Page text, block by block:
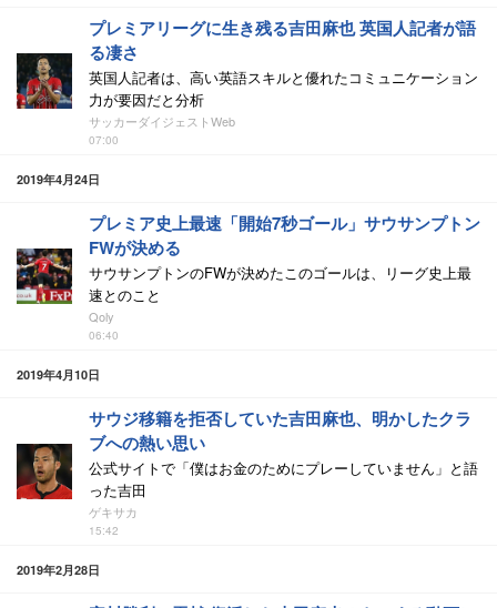
プレミアリーグに生き残る吉田麻也 英国人記者が語
る凄さ
英国人記者は、高い英語スキルと優れたコミュニケーション
力が要因だと分析
サッカーダイジェストWeb
07:00
2019年4月24日
プレミア史上最速「開始7秒ゴール」サウサンプトン
FWが決める
サウサンプトンのFWが決めたこのゴールは、リーグ史上最
速とのこと
Qoly
06:40
2019年4月10日
サウジ移籍を拒否していた吉田麻也、明かしたクラ
ブへの熱い思い
公式サイトで「僕はお金のためにプレーしていません」と語
った吉田
ゲキサカ
15:42
2019年2月28日